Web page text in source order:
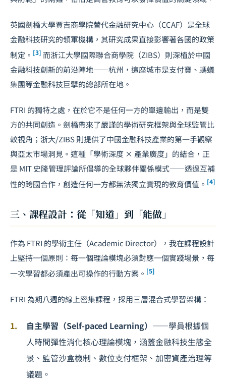
英國劍橋大學賈吉商學院替代金融研究中心（CCAF）是全球
金融科技研究的領軍機構，其研究成果直接影響著各國的政策
制定。 [3] 而浙江大學國際聯合商學院（ZIBS）則深植於中國
金融科技創新的前沿陣地——杭州，這座城市是支付寶、螞蟻
集團等金融科技巨擘的總部所在地。
FTRI 的獨特之處，在於它不是任何一方的單邊輸出，而是雙
方的共同創造。劍橋帶來了嚴謹的學術研究框架與全球監管比
較視角；浙大/ZIBS 則提供了中國金融科技產業的第一手觀察
與亞太市場洞見。這種「學術深度 × 產業廣度」的結合，正
是 MIT 史隆管理評論所倡導的全球夥伴關係模式——透過互補
性的跨國合作，創造任何一方都無法獨立實現的教育價值。 [4]
三、課程設計：從「知道」到「能做」
作為 FTRI 的學術主任（Academic Director），我在課程設計
上堅持一個原則：每一個理論模塊必須對應一個實踐場景，每
一次學習都必須產出可操作的行動方案。 [5]
FTRI 為期八週的線上密集課程，採用三層混合式學習架構：
自主學習（Self-paced Learning） ——學員根據個
人時間彈性消化核心理論模塊，涵蓋金融科技生態全
景、監管沙盒機制、數位支付框架、加密資產治理等
議題。